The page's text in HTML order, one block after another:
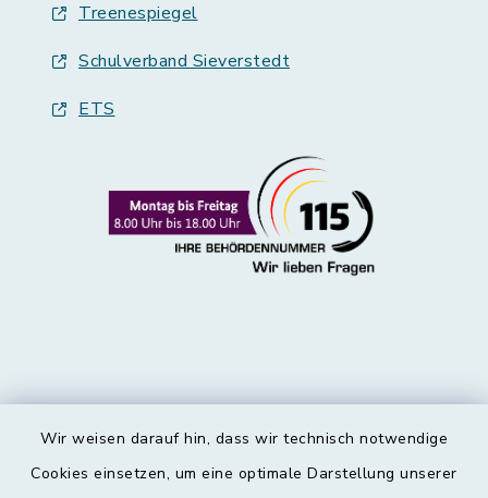
Wir weisen darauf hin, dass wir technisch notwendige
Cookies einsetzen, um eine optimale Darstellung unserer
Treenespiegel
Schulverband Sieverstedt
ETS
Kontakt